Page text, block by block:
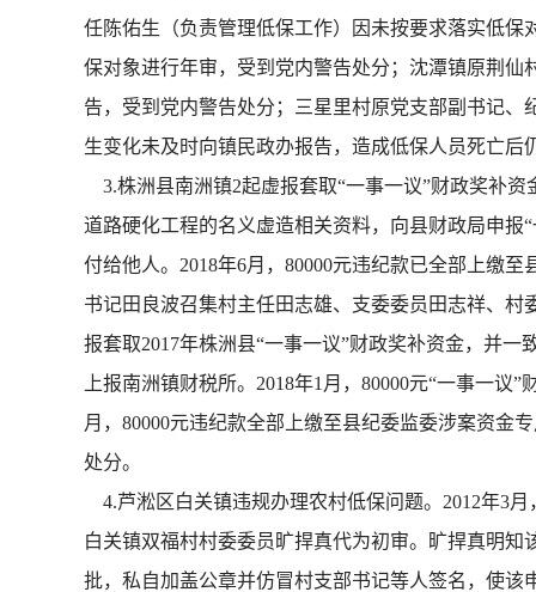
任陈佑生（负责管理低保工作）因未按要求落实低
保对象进行年审，受到党内警告处分；沈潭镇原荆
告，受到党内警告处分；三星里村原党支部副书记
生变化未及时向镇民政办报告，造成低保人员死亡
3.株洲县南洲镇2起虚报套取“一事一议”财政奖补
道路硬化工程的名义虚造相关资料，向县财政局申报
付给他人。2018年6月，80000元违纪款已全部上缴
书记田良波召集村主任田志雄、支委委员田志祥、
报套取2017年株洲县“一事一议”财政奖补资金，并
上报南洲镇财税所。2018年1月，80000元“一事一议
月，80000元违纪款全部上缴至县纪委监委涉案资金
处分。
4.芦淞区白关镇违规办理农村低保问题。2012年3
白关镇双福村村委委员旷捍真代为初审。旷捍真明
批，私自加盖公章并仿冒村支部书记等人签名，使